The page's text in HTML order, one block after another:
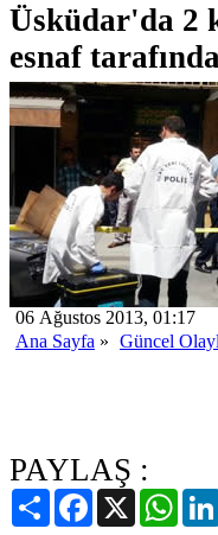
Üsküdar'da 2
esnaf
06 Ağustos 2013, 01:17
Ana Sayfa » Güncel
PAYLAŞ :
PaylaşFacebook
X